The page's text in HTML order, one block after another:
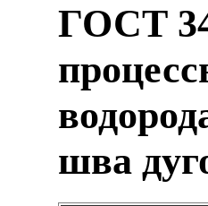
ГОСТ
шва